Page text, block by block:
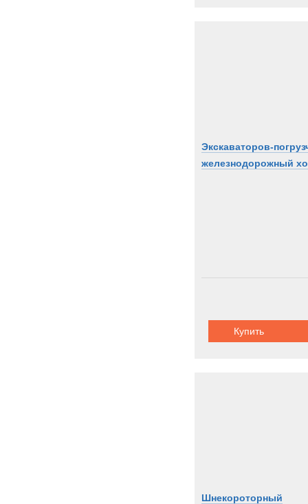
Экскаваторов-
железнодорожный
Купить
Шнекороторный